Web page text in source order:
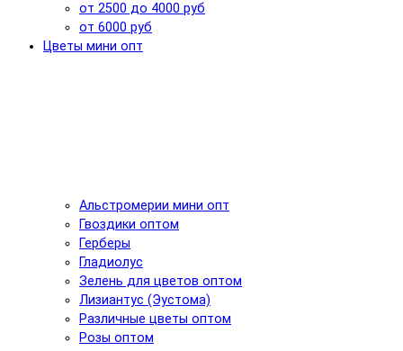
от 2500 до 4000 руб
от 6000 руб
Цветы мини опт
Альстромерии мини опт
Гвоздики оптом
Герберы
Гладиолус
Зелень для цветов оптом
Лизиантус (Эустома)
Различные цветы оптом
Розы оптом